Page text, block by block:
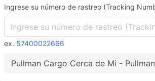
Ingrese su número de rastreo (Tracking
ex. 57400022666
Pullman Cargo Cerca de Mi -